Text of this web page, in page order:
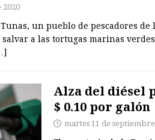
2020
Tunas, un pueblo de pescadores
salvar a las tortugas marinas
Alza del diésel
$ 0.10 por galón
martes 11 de